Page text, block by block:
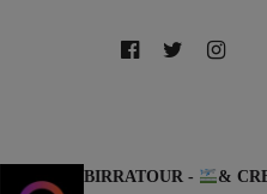
BIRRATOUR -
&